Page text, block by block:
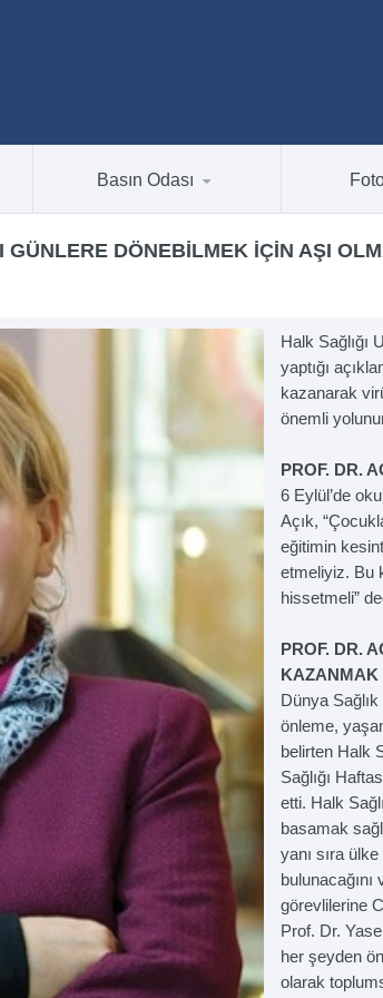
Basın Odası
DÖNEBILMEK İÇIN AŞI
Halk Sağlığı
yaptığı
kazanarak
önemli
PROF. DR.
6 Eylül’de
Açık,
eğitimin
etmeliyiz. Bu
hissetmeli”
PROF. DR.
KAZANMAK
Dünya Sağlık
önleme,
belirten Halk
Sağlığı
etti. Halk
basamak
yanı sıra
görevlilerine
Prof. Dr.
her şeyden
olarak